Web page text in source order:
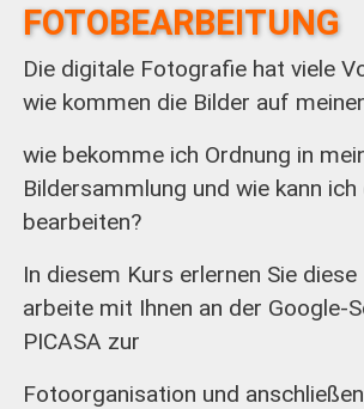
FOTOBEARBEITUNG
Die digitale Fotografie hat viele
wie kommen die Bilder auf
wie bekomme ich Ordnung in
Bildersammlung und wie kann ich
bearbeiten?
In diesem Kurs erlernen Sie diese
arbeite mit Ihnen an der Google-
PICASA zur
Fotoorganisation und